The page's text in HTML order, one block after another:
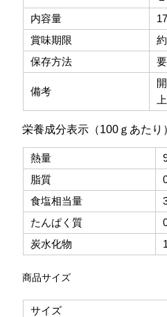
内容量
賞味期限
保存方法
備考
栄養成分表示（100ｇあたり
熱量
脂質
食塩相当量
たんぱく質
炭水化物
商品サイズ
サイズ